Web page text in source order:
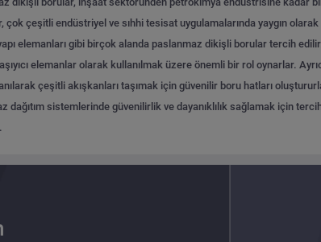
çeşitli endüstriyel ve sıhhi tesisat uygulamalarında yaygın
elemanları gibi birçok alanda paslanmaz dikişli borular tercih
elemanlar olarak kullanılmak üzere önemli bir rol oynarlar.
çeşitli akışkanları taşımak için güvenilir boru hatları
dağıtım sistemlerinde güvenilirlik ve dayanıklılık sağlamak için